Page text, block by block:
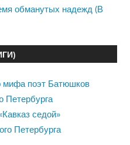
обманутых надежд (В
мифа поэт Батюшков
Петербурга
седой»
Петербурга